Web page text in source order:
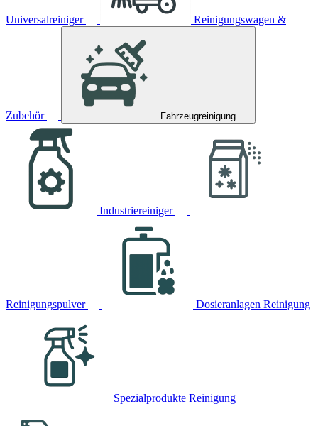
Universalreiniger Reinigungswagen &
Zubehör Fahrzeugreinigung
Industriereiniger
Reinigungspulver Dosieranlagen Reinigung
Spezialprodukte Reinigung